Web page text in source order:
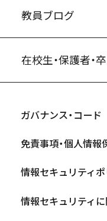
教員ブログ
在校生・保護者・
ガバナンス・コード
免責事項・個人情報
情報セキュリティ
情報セキュリティ